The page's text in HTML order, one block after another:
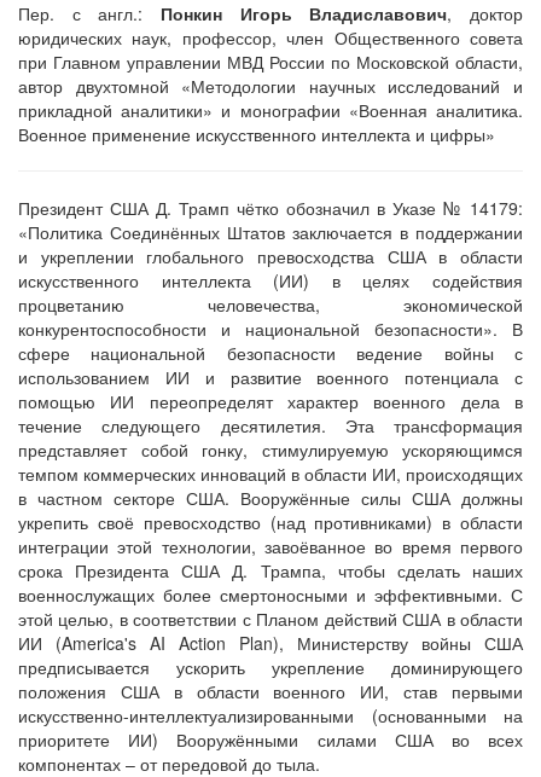
Пер. с англ.: Понкин Игорь Владиславович, доктор
юридических наук, профессор, член Общественного совета
при Главном управлении МВД России по Московской области,
автор двухтомной «Методологии научных исследований и
прикладной аналитики» и монографии «Военная аналитика.
Военное применение искусственного интеллекта и цифры»
Президент США Д. Трамп чётко обозначил в Указе № 14179:
«Политика Соединённых Штатов заключается в поддержании
и укреплении глобального превосходства США в области
искусственного интеллекта (ИИ) в целях содействия
процветанию человечества, экономической
конкурентоспособности и национальной безопасности». В
сфере национальной безопасности ведение войны с
использованием ИИ и развитие военного потенциала с
помощью ИИ переопределят характер военного дела в
течение следующего десятилетия. Эта трансформация
представляет собой гонку, стимулируемую ускоряющимся
темпом коммерческих инноваций в области ИИ, происходящих
в частном секторе США. Вооружённые силы США должны
укрепить своё превосходство (над противниками) в области
интеграции этой технологии, завоёванное во время первого
срока Президента США Д. Трампа, чтобы сделать наших
военнослужащих более смертоносными и эффективными. С
этой целью, в соответствии с Планом действий США в области
ИИ (America's AI Action Plan), Министерству войны США
предписывается ускорить укрепление доминирующего
положения США в области военного ИИ, став первыми
искусственно-интеллектуализированными (основанными на
приоритете ИИ) Вооружёнными силами США во всех
компонентах – от передовой до тыла.